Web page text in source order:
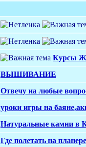
Курсы
ВЫШИВАНИЕ
Отвечу на любые
уроки игры на
Натуральные камни в
Где полетать на